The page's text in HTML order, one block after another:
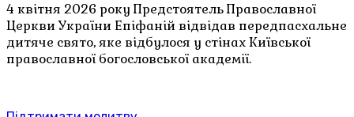
4 квітня 2026 року Предстоятель Православної
Церкви України Епіфаній відвідав передпасхальне
дитяче свято, яке відбулося у стінах Київської
православної богословської академії.